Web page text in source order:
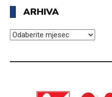
ARHIVA
ARHIVA